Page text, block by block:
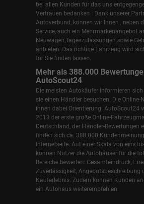
bei allen Kunden für das uns
Vertrauen bedanken . Dank unserer
Autoverbund, können wir Ihnen , neben
Service, auch ein Mehrmarkenangebot
Neuwagen,Tageszulassungen sowie
anbieten. Das richtige Fahrzeug wird
für Sie finden lassen.
Mehr als 388.000
AutoScout24
Die meisten Autokäufer informieren
sie einen Händler besuchen. Die Online-
ihnen dabei Orientierung. AutoScout24
2013 der erste große Online-
Deutschland, der Händler-Bewertungen
finden sich ca. 388.000
Internetseite. Auf einer Skala von eins
können Nutzer die Autohäuser für die
Bereiche bewerten: Gesamteindruck,
Zuverlässigkeit, Angebotsbeschreibung
Kauferlebnis. Zudem können Kunden
ein Autohaus weiterempfehlen.